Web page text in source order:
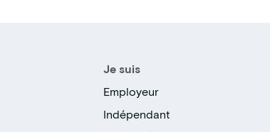
Je suis
Employeur
Indépendant